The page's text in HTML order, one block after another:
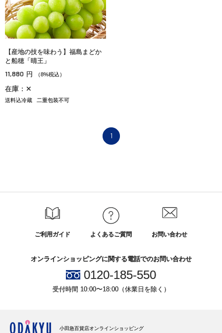
【産地の技を味わう】福島まどか
と船穂「晴王」
11,880 円 （8%税込）
在庫：✕
送料込冷蔵 二重包装不可
1
ご利用ガイド よくあるご質問 お問い合わせ
オンラインショッピングに関する電話でのお問い合わせ
0120-185-550
受付時間 10:00〜18:00（休業日を除く）
小田急百貨店オンラインショッピング